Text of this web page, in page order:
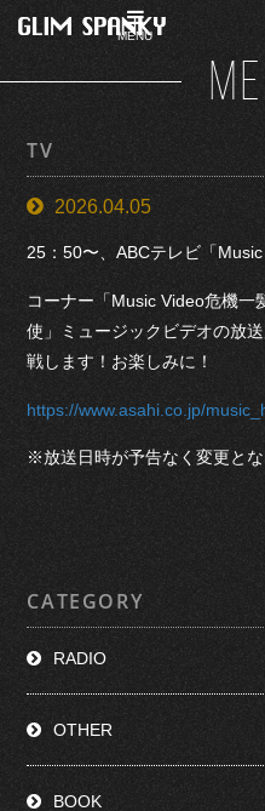
MENU
TV
2026.04.05
25：50〜、ABCテレビ「Music
コーナー「Music Video危機一
使」ミュージックビデオの放
戦します！お楽しみに！
https://www.asahi.co.jp/
※放送日時が予告なく変更とな
CATEGORY
RADIO
OTHER
BOOK